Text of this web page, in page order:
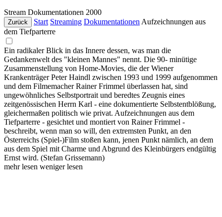
Stream Dokumentationen 2000
Zurück Start Streaming Dokumentationen Aufzeichnungen aus
dem Tiefparterre
Ein radikaler Blick in das Innere dessen, was man die
Gedankenwelt des "kleinen Mannes" nennt. Die 90- minütige
Zusammenstellung von Home-Movies, die der Wiener
Krankenträger Peter Haindl zwischen 1993 und 1999 aufgenommen
und dem Filmemacher Rainer Frimmel überlassen hat, sind
ungewöhnliches Selbstportrait und beredtes Zeugnis eines
zeitgenössischen Herrn Karl - eine dokumentierte Selbstentblößung,
gleichermaßen politisch wie privat. Aufzeichnungen aus dem
Tiefparterre - gesichtet und montiert von Rainer Frimmel -
beschreibt, wenn man so will, den extremsten Punkt, an den
Österreichs (Spiel-)Film stoßen kann, jenen Punkt nämlich, an dem
aus dem Spiel mit Charme und Abgrund des Kleinbürgers endgültig
Ernst wird. (Stefan Grissemann)
mehr lesen weniger lesen